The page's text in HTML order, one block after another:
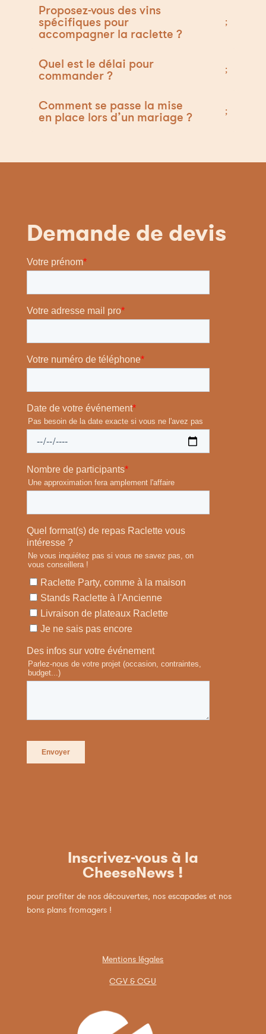
Proposez-vous des vins
spécifiques pour
accompagner la raclette ?
Quel est le délai pour
commander ?
Comment se passe la mise
en place lors d’un mariage ?
Demande de devis
Inscrivez-vous à la
CheeseNews !
pour profiter de nos découvertes, nos escapades et nos
bons plans fromagers !
Mentions légales
CGV & CGU